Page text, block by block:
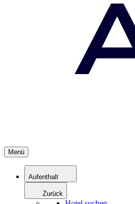
Menü
Aufenthalt
Zurück